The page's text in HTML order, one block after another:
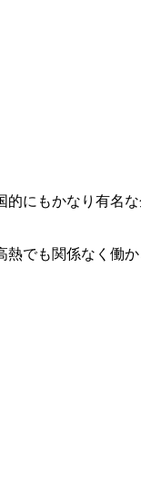
にもかなり有名
でも関係なく働